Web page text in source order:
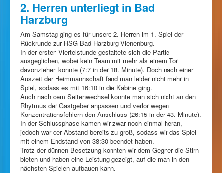
2. Herren unterliegt in Bad
Harzburg
Am Samstag ging es für unsere 2. Herren im 1. Spiel der
Rückrunde zur HSG Bad Harzburg-Vienenburg.
In der ersten Viertelstunde gestaltete sich die Partie
ausgeglichen, wobei kein Team mit mehr als einem Tor
davonziehen konnte (7:7 in der 18. Minute). Doch nach einer
Auszeit der Heimmannschaft fand man leider nicht mehr in
Spiel, sodass es mit 16:10 in die Kabine ging.
Auch nach dem Seitenwechsel konnte man sich nicht an den
Rhytmus der Gastgeber anpassen und verlor wegen
Konzentrationsfehlern den Anschluss (26:15 in der 43. Minute).
In der Schlussphase kamen wir zwar noch einmal heran,
jedoch war der Abstand bereits zu groß, sodass wir das Spiel
mit einem Endstand von 38:30 beendet haben.
Trotz der dünnen Besetzung konnten wir dem Gegner die Stirn
bieten und haben eine Leistung gezeigt, auf die man in den
nächsten Spielen aufbauen kann.